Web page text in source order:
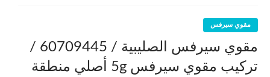
مقوي سيرفس
مقوي سيرفس الصليبية / 60709445 /
تركيب مقوي سيرفس 5g أصلي منطقة